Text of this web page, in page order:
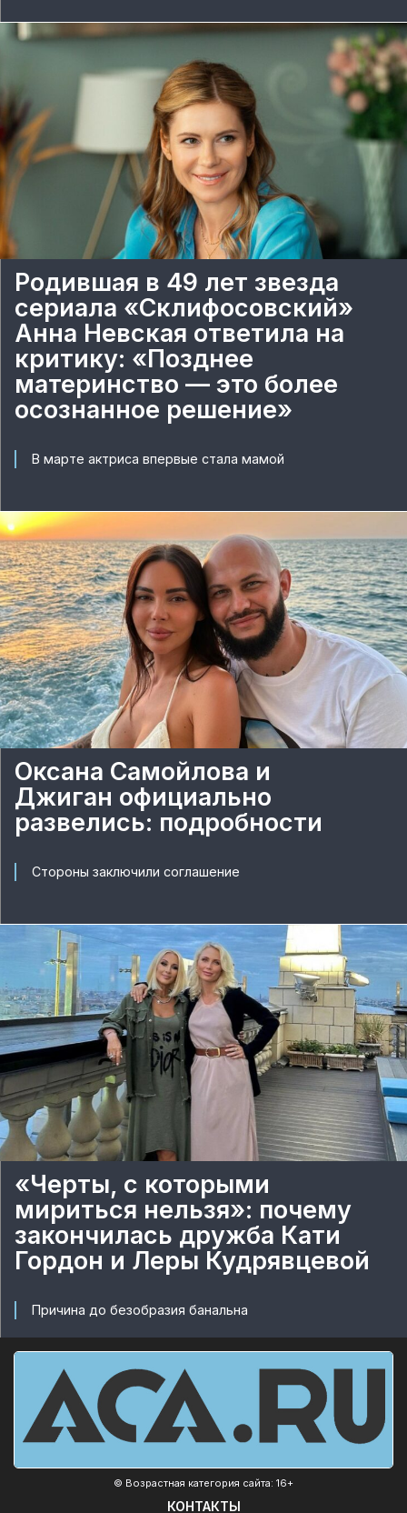
Родившая в 49 лет звезда
сериала «Склифосовский»
Анна Невская ответила на
критику: «Позднее
материнство — это более
осознанное решение»
В марте актриса впервые стала мамой
Оксана Самойлова и
Джиган официально
развелись: подробности
Стороны заключили соглашение
«Черты, с которыми
мириться нельзя»: почему
закончилась дружба Кати
Гордон и Леры Кудрявцевой
Причина до безобразия банальна
© Возрастная категория сайта: 16+
КОНТАКТЫ